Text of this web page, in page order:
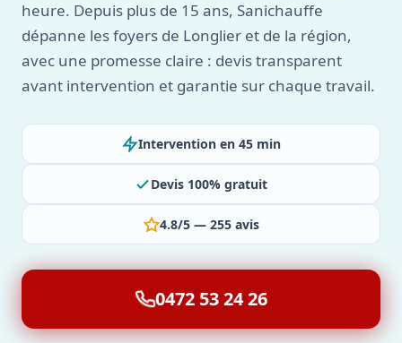
heure. Depuis plus de 15 ans, Sanichauffe
dépanne les foyers de Longlier et de la région,
avec une promesse claire : devis transparent
avant intervention et garantie sur chaque travail.
Intervention en 45 min
Devis 100% gratuit
4.8/5 — 255 avis
0472 53 24 26